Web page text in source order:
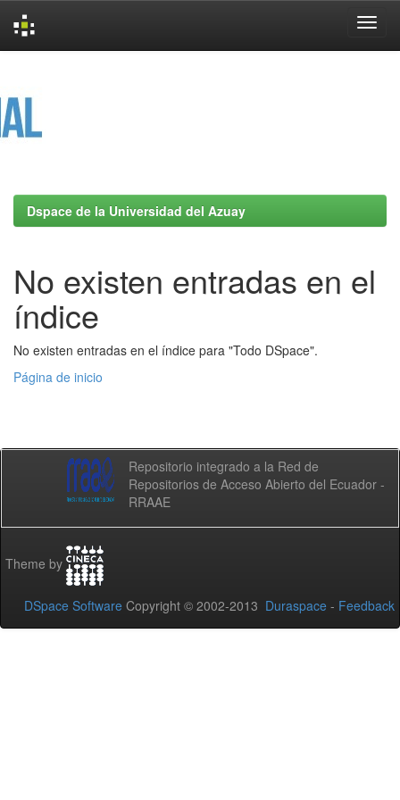
Dspace de la Universidad del Azuay
No existen entradas en el
índice
No existen entradas en el índice para "Todo DSpace".
Página de inicio
Repositorio integrado a la Red de
Repositorios de Acceso Abierto del Ecuador -
RRAAE
Theme by
DSpace Software Copyright © 2002-2013 Duraspace - Feedback